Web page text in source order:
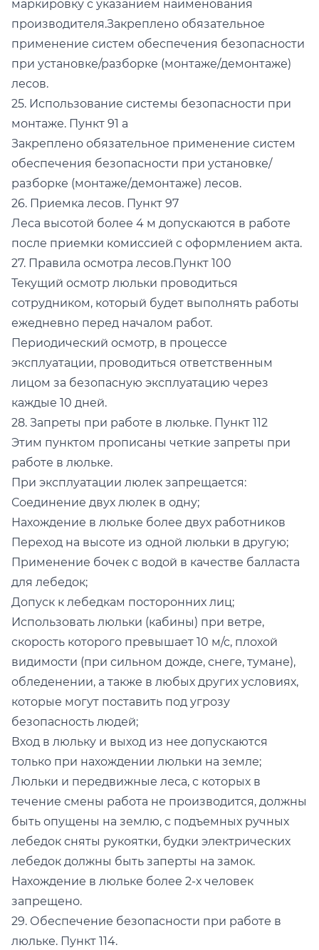
маркировку с указанием наименования
производителя.Закреплено обязательное
применение систем обеспечения безопасности
при установке/разборке (монтаже/демонтаже)
лесов.
25. Использование системы безопасности при
монтаже. Пункт 91 а
Закреплено обязательное применение систем
обеспечения безопасности при установке/
разборке (монтаже/демонтаже) лесов.
26. Приемка лесов. Пункт 97
Леса высотой более 4 м допускаются в работе
после приемки комиссией с оформлением акта.
27. Правила осмотра лесов.Пункт 100
Текущий осмотр люльки проводиться
сотрудником, который будет выполнять работы
ежедневно перед началом работ.
Периодический осмотр, в процессе
эксплуатации, проводиться ответственным
лицом за безопасную эксплуатацию через
каждые 10 дней.
28. Запреты при работе в люльке. Пункт 112
Этим пунктом прописаны четкие запреты при
работе в люльке.
При эксплуатации люлек запрещается:
Соединение двух люлек в одну;
Нахождение в люльке более двух работников
Переход на высоте из одной люльки в другую;
Применение бочек с водой в качестве балласта
для лебедок;
Допуск к лебедкам посторонних лиц;
Использовать люльки (кабины) при ветре,
скорость которого превышает 10 м/с, плохой
видимости (при сильном дожде, снеге, тумане),
обледенении, а также в любых других условиях,
которые могут поставить под угрозу
безопасность людей;
Вход в люльку и выход из нее допускаются
только при нахождении люльки на земле;
Люльки и передвижные леса, с которых в
течение смены работа не производится, должны
быть опущены на землю, с подъемных ручных
лебедок сняты рукоятки, будки электрических
лебедок должны быть заперты на замок.
Нахождение в люльке более 2-х человек
запрещено.
29. Обеспечение безопасности при работе в
люльке. Пункт 114.